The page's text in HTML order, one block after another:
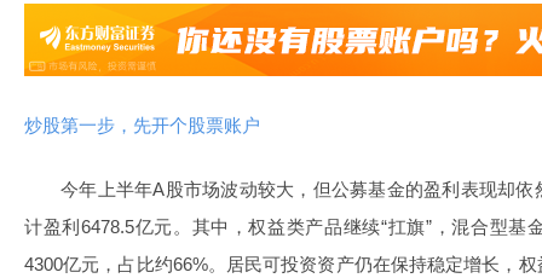
炒股第一步，先开个股票账户
今年上半年A股市场波动较大，但公募基金的盈利表现却
计盈利6478.5亿元。其中，权益类产品继续“扛旗”，混合型基
4300亿元，占比约66%。居民可投资资产仍在保持稳定增长，